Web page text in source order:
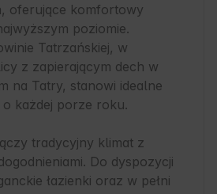
oferujące komfortowy
poziomie.
Tatrzańskiej, w
z zapierającym dech w
na Tatry, stanowi idealne
o każdej porze roku.
tradycyjny klimat z
Do dyspozycji
łazienki oraz w pełni